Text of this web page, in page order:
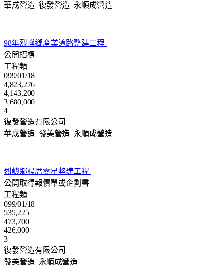
華成營造 復發營造 永順成營造
98年烈嶼鄉產業道路整建工程
公開招標
工程類
099/01/18
4,823,276
4,143,200
3,680,000
4
復發營造有限公司
華成營造 發美營造 永順成營造
烈嶼鄉楊厝零星整建工程
公開取得報價單或企劃書
工程類
099/01/18
535,225
473,700
426,000
3
復發營造有限公司
發美營造 永順成營造